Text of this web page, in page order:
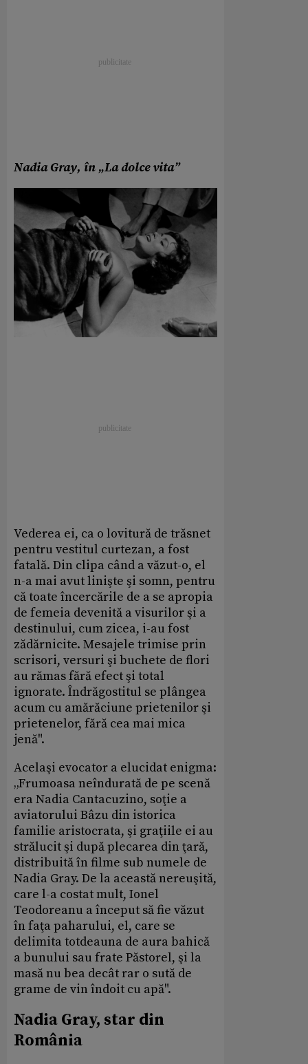
Nadia Gray, în „La dolce vita”
Vederea ei, ca o lovitură de trăsnet
pentru vestitul curtezan, a fost
fatală. Din clipa când a văzut-o, el
n-a mai avut linişte şi somn, pentru
că toate încercările de a se apropia
de femeia devenită a visurilor şi a
destinului, cum zicea, i-au fost
zădărnicite. Mesajele trimise prin
scrisori, versuri şi buchete de flori
au rămas fără efect şi total
ignorate. Îndrăgostitul se plângea
acum cu amărăciune prietenilor şi
prietenelor, fără cea mai mica
jenă".
Acelaşi evocator a elucidat enigma:
„Frumoasa neîndurată de pe scenă
era Nadia Cantacuzino, soţie a
aviatorului Bâzu din istorica
familie aristocrata, şi graţiile ei au
strălucit şi după plecarea din ţară,
distribuită în filme sub numele de
Nadia Gray. De la această nereuşită,
care l-a costat mult, Ionel
Teodoreanu a început să fie văzut
în faţa paharului, el, care se
delimita totdeauna de aura bahică
a bunului sau frate Păstorel, şi la
masă nu bea decât rar o sută de
grame de vin îndoit cu apă".
Nadia Gray, star din
România